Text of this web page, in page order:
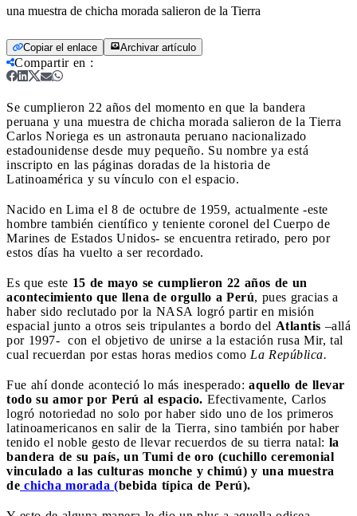
una muestra de chicha morada salieron de la Tierra
Copiar el enlace Archivar artículo
Compartir en :
Se cumplieron 22 años del momento en que la bandera
peruana y una muestra de chicha morada salieron de la Tierra
Carlos Noriega es un astronauta peruano nacionalizado
estadounidense desde muy pequeño. Su nombre ya está
inscripto en las páginas doradas de la historia de
Latinoamérica y su vínculo con el espacio.
Nacido en Lima el 8 de octubre de 1959, actualmente -este
hombre también científico y teniente coronel del Cuerpo de
Marines de Estados Unidos- se encuentra retirado, pero por
estos días ha vuelto a ser recordado.
Es que este 15 de mayo se cumplieron 22 años de un
acontecimiento que llena de orgullo a Perú, pues gracias a
haber sido reclutado por la NASA logró partir en misión
espacial junto a otros seis tripulantes a bordo del Atlantis –allá
por 1997- con el objetivo de unirse a la estación rusa Mir, tal
cual recuerdan por estas horas medios como La República.
Fue ahí donde aconteció lo más inesperado: aquello de llevar
todo su amor por Perú al espacio. Efectivamente, Carlos
logró notoriedad no solo por haber sido uno de los primeros
latinoamericanos en salir de la Tierra, sino también por haber
tenido el noble gesto de llevar recuerdos de su tierra natal: la
bandera de su país, un Tumi de oro (cuchillo ceremonial
vinculado a las culturas monche y chimú) y una muestra
de chicha morada (bebida típica de Perú).